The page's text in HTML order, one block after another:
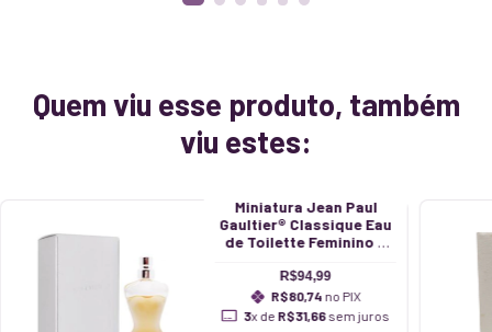
Quem viu esse produto, também
viu estes:
Miniatura Jean Paul
Gaultier® Classique Eau
de Toilette Feminino 6
R$94,99
R$80,74 no PIX
3x de R$31,66sem juros